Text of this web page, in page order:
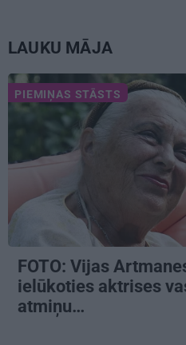
LAUKU MĀJA
PIEMIŅAS STĀSTS
FOTO: Vijas
ielūkoties aktrises
atmiņu…